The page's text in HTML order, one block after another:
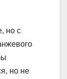
но с
но не